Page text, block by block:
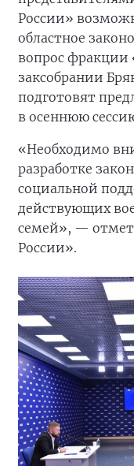
России»
областное
вопрос фракции
заксобрании
подготовят
в осеннюю
«Необходимо
разработке
социальной
действующих
семей», —
России».